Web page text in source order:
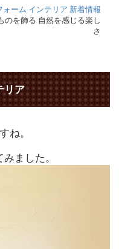
ォーム インテリア 新着情報
のを飾る 自然を感じる楽し
さ
リア
ね。
ました。